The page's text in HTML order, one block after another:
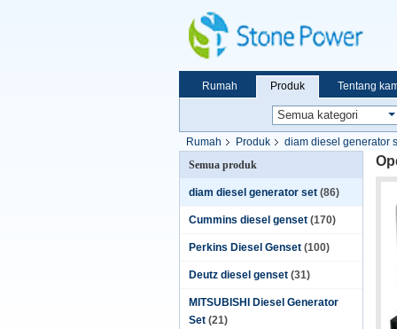
Rumah Produk Tentang
Rumah Produk diam diesel generator
Semua produk
diam diesel generator set (86)
Cummins diesel genset (170)
Perkins Diesel Genset (100)
Deutz diesel genset (31)
MITSUBISHI Diesel Generator
Set (21)